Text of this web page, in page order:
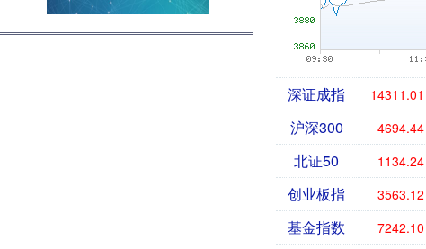
深证成指 14311.01
沪深300 4694.44
北证50 1134.24
创业板指 3563.12
基金指数 7242.10